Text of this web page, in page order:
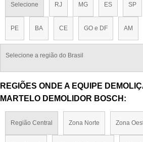
Selecione RJ MG ES SP
PE BA CE GO e DF AM
Selecione a região do Brasil
REGIÕES ONDE A EQUIPE
MARTELO DEMOLIDOR BOSCH:
Região Central Zona Norte Zona